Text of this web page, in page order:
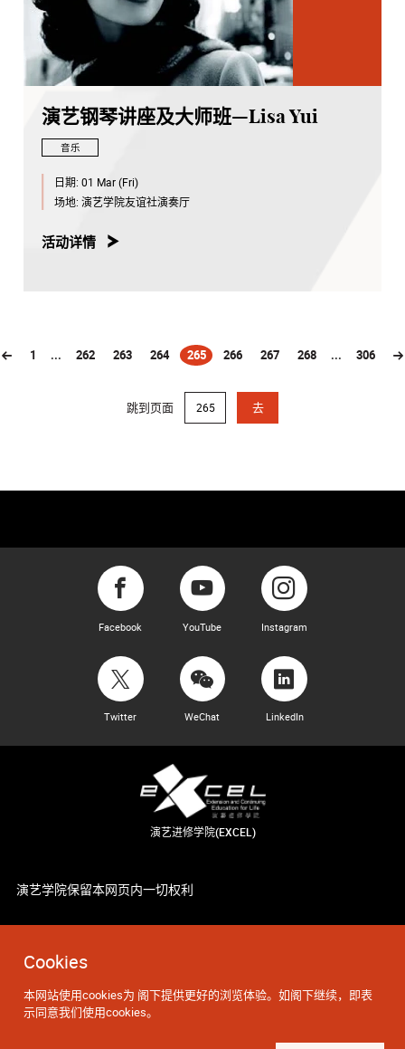
Cookies
本网站使用cookies为 阁下提供更好的浏览体验。如阁下继续，即表
示同意我们使用cookies。
演艺钢琴讲座及大师班—Lisa Yui
音乐
日期: 01 Mar (Fri)
场地: 演艺学院友谊社演奏厅
活动详情
1 ... 262 263 264 265
(current)266 267 268 ... 306
跳到页面 去
Facebook YouTube Instagram
Twitter WeChat LinkedIn
演艺进修学院(EXCEL)
演艺学院保留本网页内一切权利